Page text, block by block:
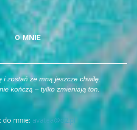
O MNIE
i zostań ze mną jeszcze chwilę.
kończą – tylko zmieniają ton.
do mnie: avatea@o2.pl